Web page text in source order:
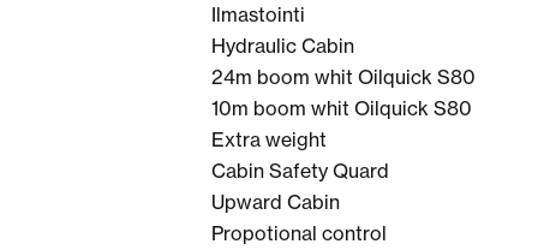
Ilmastointi
Hydraulic Cabin
24m boom whit Oilquick S80
10m boom whit Oilquick S80
Extra weight
Cabin Safety Quard
Upward Cabin
Propotional control